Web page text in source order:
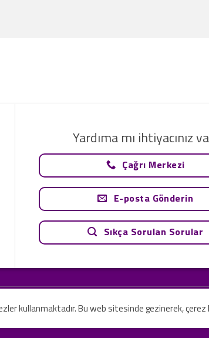
Yardıma mı ihtiyacınız
Çağrı Merkezi
E-posta Gönderin
Sıkça Sorulan Sorular
olarak değerlendirilemez. Sadece teknoloji ve
amaçlanmamıştır.
kullanmaktadır. Bu web sitesinde gezinerek, çerez